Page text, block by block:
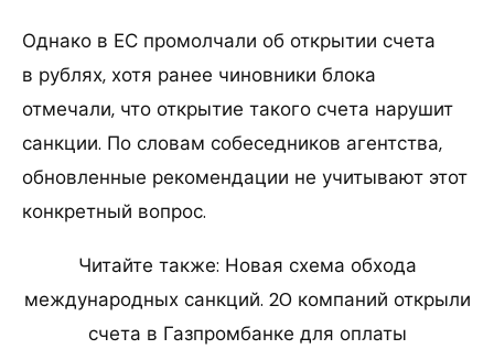
Однако в ЕС промолчали об открытии счета
в рублях, хотя ранее чиновники блока
отмечали, что открытие такого счета нарушит
санкции. По словам собеседников агентства,
обновленные рекомендации не учитывают этот
конкретный вопрос.
Читайте также: Новая схема обхода
международных санкций. 20 компаний открыли
счета в Газпромбанке для оплаты